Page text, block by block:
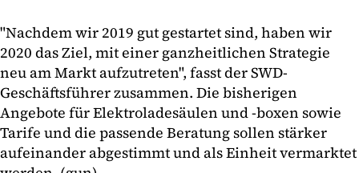
"Nachdem wir 2019 gut gestartet sind, haben wir
2020 das Ziel, mit einer ganzheitlichen Strategie
neu am Markt aufzutreten", fasst der SWD-
Geschäftsführer zusammen. Die bisherigen
Angebote für Elektroladesäulen und -boxen sowie
Tarife und die passende Beratung sollen stärker
aufeinander abgestimmt und als Einheit vermarktet